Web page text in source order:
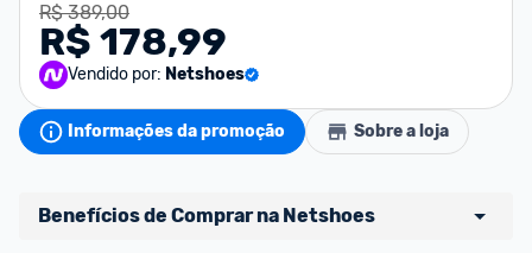
R$ 389,00
R$ 178,99
Vendido por: Netshoes
Informações da promoção Sobre a loja
Benefícios de Comprar na Netshoes